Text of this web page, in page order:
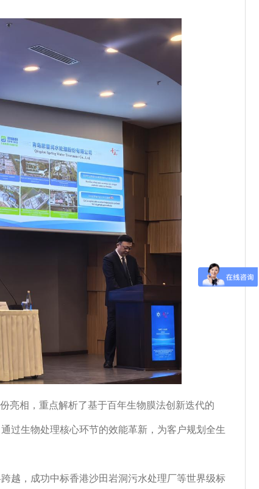
亮相，重点解析了基于百年生物膜法创新迭代的
过生物处理核心环节的效能革新，为客户规划全生
越，成功中标香港沙田岩洞污水处理厂等世界级标